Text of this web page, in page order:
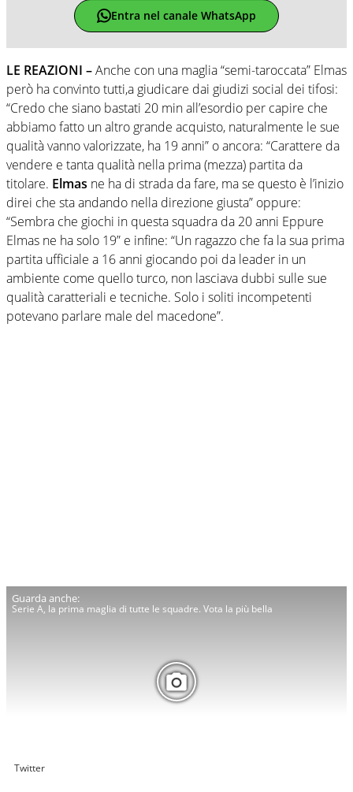
Entra nel canale WhatsApp
LE REAZIONI –Anche con una maglia “semi-taroccata” Elmas
però ha convinto tutti,a giudicare dai giudizi social dei tifosi:
“Credo che siano bastati 20 min all’esordio per capire che
abbiamo fatto un altro grande acquisto, naturalmente le sue
qualità vanno valorizzate, ha 19 anni” o ancora: “Carattere da
vendere e tanta qualità nella prima (mezza) partita da
titolare. Elmas ne ha di strada da fare, ma se questo è l’inizio
direi che sta andando nella direzione giusta” oppure:
“Sembra che giochi in questa squadra da 20 anni Eppure
Elmas ne ha solo 19” e infine: “Un ragazzo che fa la sua prima
partita ufficiale a 16 anni giocando poi da leader in un
ambiente come quello turco, non lasciava dubbi sulle sue
qualità caratteriali e tecniche. Solo i soliti incompetenti
potevano parlare male del macedone”.
Serie A, la prima maglia di tutte le squadre. Vota la più bella
Twitter